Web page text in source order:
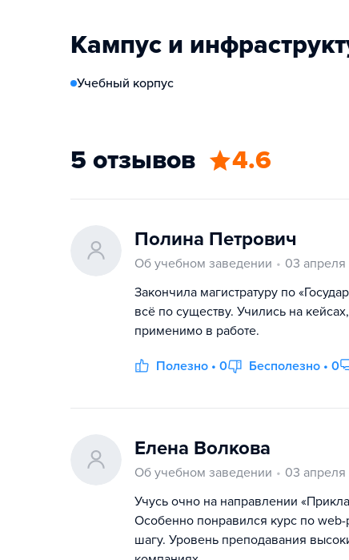
Кампус и
Учебный корпус
5 отзывов 4.6
Полина Петрович
Об учебном заведении
03
Закончила магистратуру по
всё по существу. Учились на
применимо в работе.
Полезно • 0 Бесполезно • 0
Елена Волкова
Об учебном заведении
03
Учусь очно на направлении
Особенно понравился курс по
шагу. Уровень преподавания